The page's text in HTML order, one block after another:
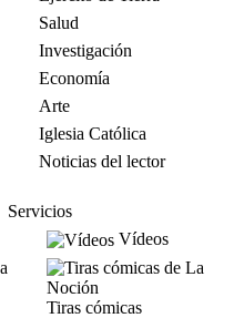
Salud
Investigación
Economía
Arte
Iglesia Católica
Noticias del lector
Servicios
Vídeos
Tiras cómicas